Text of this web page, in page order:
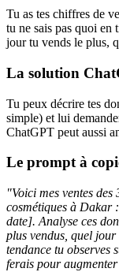
Tu as tes chiffres de
tu ne sais pas quoi
jour tu vends le plus,
La solution
Tu peux décrire tes
simple) et lui
ChatGPT peut aussi
Le prompt à
"Voici mes ventes
cosmétiques à Dakar
date]. Analyse ces
plus vendus, quel
tendance tu observes
ferais pour